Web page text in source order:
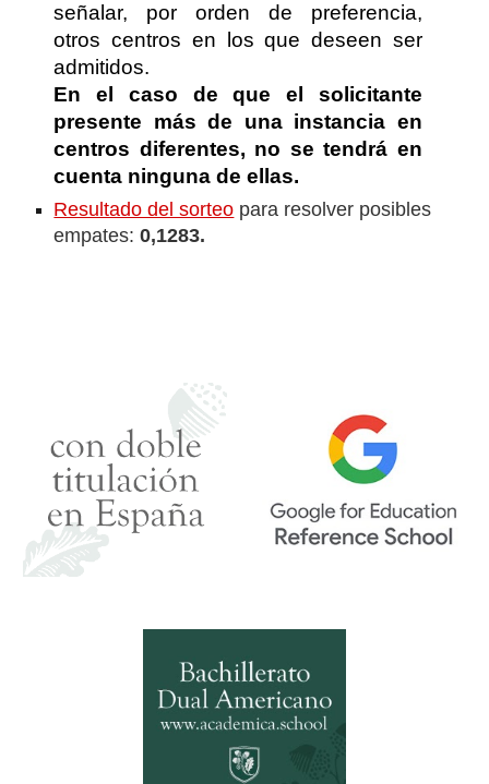
señalar, por orden de preferencia,
otros centros en los que deseen ser
admitidos.
En el caso de que el solicitante
presente más de una instancia en
centros diferentes, no se tendrá en
cuenta ninguna de ellas.
Resultado del sorteo para resolver posibles
empates:0,1283.